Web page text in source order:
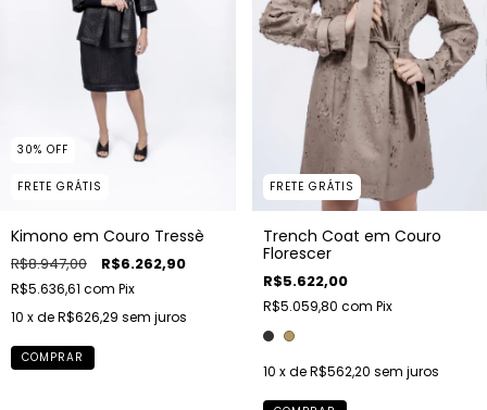
30% OFF
FRETE GRÁTIS
Kimono em Couro Tressè
R$8.947,00 R$6.262,90
R$5.636,61 com Pix
10 x deR$626,29 sem juros
COMPRAR
FRETE GRÁTIS
Trench Coat em Couro
Florescer
R$5.622,00
R$5.059,80 com Pix
10 x deR$562,20 sem juros